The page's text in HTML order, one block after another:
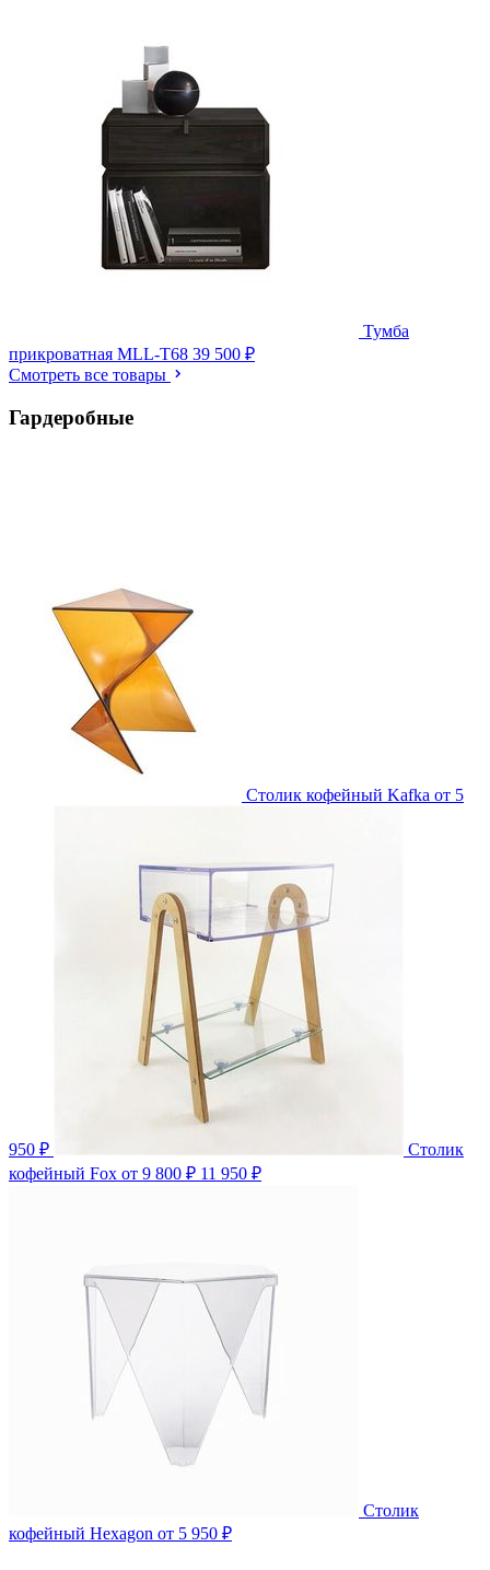
Тумба
прикроватная MLL-T68 39 500 ₽
Смотреть все товары
Гардеробные
Столик кофейный Kafka от 5
950 ₽
Столик
кофейный Fox от 9 800 ₽ 11 950 ₽
Столик
кофейный Hexagon от 5 950 ₽